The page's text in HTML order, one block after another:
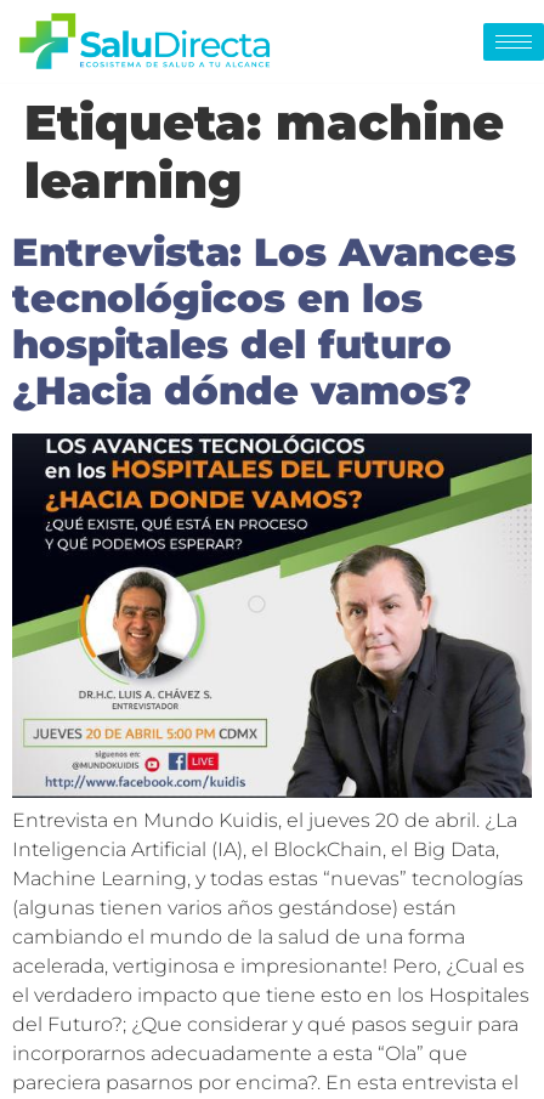
Etiqueta: machine
learning
Entrevista: Los Avances
tecnológicos en los
hospitales del futuro
¿Hacia dónde vamos?
Entrevista en Mundo Kuidis, el jueves 20 de abril. ¿La
Inteligencia Artificial (IA), el BlockChain, el Big Data,
Machine Learning, y todas estas “nuevas” tecnologías
(algunas tienen varios años gestándose) están
cambiando el mundo de la salud de una forma
acelerada, vertiginosa e impresionante! Pero, ¿Cual es
el verdadero impacto que tiene esto en los Hospitales
del Futuro?; ¿Que considerar y qué pasos seguir para
incorporarnos adecuadamente a esta “Ola” que
pareciera pasarnos por encima?. En esta entrevista el